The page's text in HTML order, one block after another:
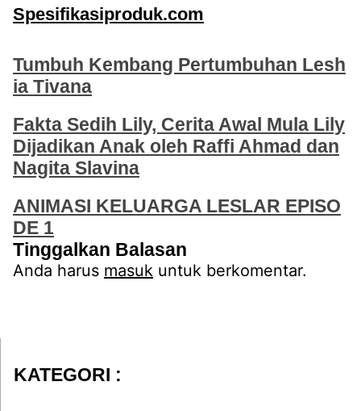
Spesifikasiproduk.com
Tumbuh Kembang Pertumbuhan Lesh
ia Tivana
Fakta Sedih Lily, Cerita Awal Mula Lily
Dijadikan Anak oleh Raffi Ahmad dan
Nagita Slavina
ANIMASI KELUARGA LESLAR EPISO
DE 1
Tinggalkan Balasan
Anda harus masuk untuk berkomentar.
KATEGORI :